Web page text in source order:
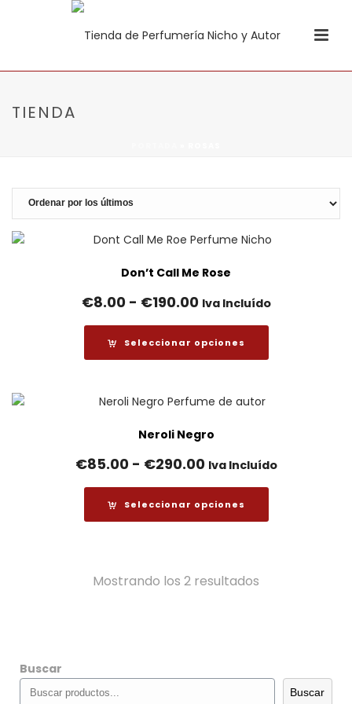
TIENDA
Don’t Call Me Rose
€8.00 - €190.00Rango
de
precios:
desde
hasta
€190.00
Iva Incluído
Seleccionar opciones
Neroli Negro
€85.00 - €290.00Rango
de
precios:
desde
€290.00
Iva Incluído
Seleccionar opciones
Mostrando los 2 resultados
últimos
Buscar
Buscar